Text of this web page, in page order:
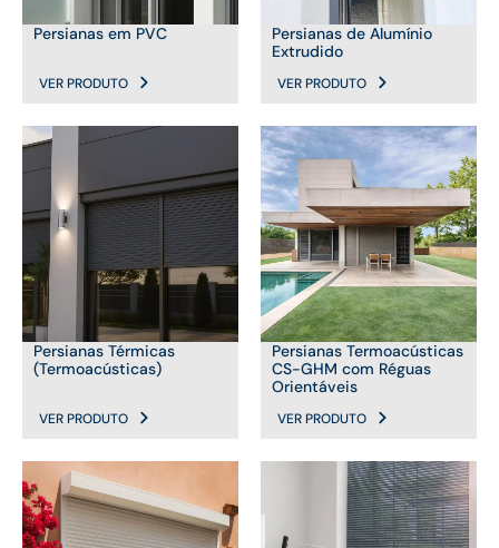
Persianas em PVC
VER PRODUTO
Persianas de Alumínio
Extrudido
VER PRODUTO
Persianas Térmicas
(Termoacústicas)
VER PRODUTO
Persianas Termoacústicas
CS-GHM com Réguas
Orientáveis
VER PRODUTO